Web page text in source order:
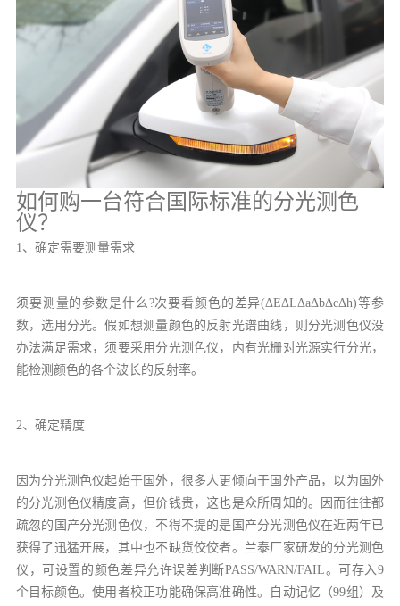
如何购一台符合国际标准的分光测色
仪？
1、确定需要测量需求
须要测量的参数是什么?次要看颜色的差异(ΔEΔLΔaΔbΔcΔh)等参
数，选用分光。假如想测量颜色的反射光谱曲线，则分光测色仪没
办法满足需求，须要采用分光测色仪，内有光栅对光源实行分光，
能检测颜色的各个波长的反射率。
2、确定精度
因为分光测色仪起始于国外，很多人更倾向于国外产品，以为国外
的分光测色仪精度高，但价钱贵，这也是众所周知的。因而往往都
疏忽的国产分光测色仪，不得不提的是国产分光测色仪在近两年已
获得了迅猛开展，其中也不缺货佼佼者。兰泰厂家研发的分光测色
仪，可设置的颜色差异允许误差判断PASS/WARN/FAIL。可存入9
个目标颜色。使用者校正功能确保高准确性。自动记忆（99组）及